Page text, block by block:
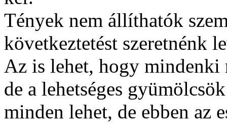
Tények nem állíthatók
következtetést szeretnénk
Az is lehet, hogy mindenki
de a lehetséges
minden lehet, de ebben az